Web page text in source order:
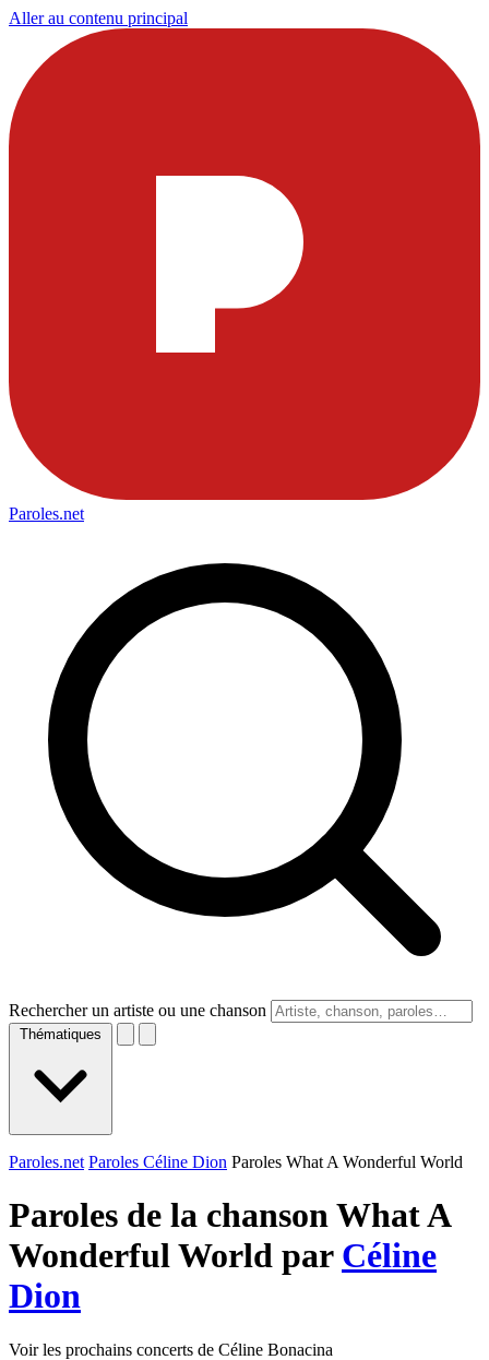
Aller au contenu principal
Paroles.net
Rechercher un artiste ou une chanson
Thématiques
Paroles.net Paroles Céline Dion Paroles What A Wonderful World
Paroles de la chanson What A
Wonderful World par Céline
Dion
Voir les prochains concerts de Céline Bonacina